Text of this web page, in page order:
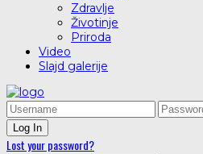
Zdravlje
Životinje
Priroda
Video
Slajd galerije
Lost your password?